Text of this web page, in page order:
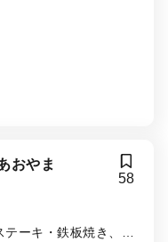
おやま
58
ーキ・鉄板焼き、パ